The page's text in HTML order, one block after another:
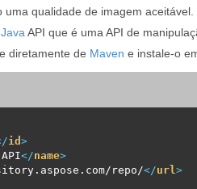
qualidade de imagem
API que é uma API de
diretamente de Maven e instale-o
id >
</name>
repo/</url>